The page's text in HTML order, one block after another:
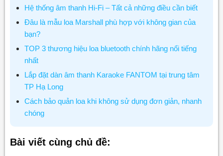
Hệ thống âm thanh Hi-Fi – Tất cả những điều cần biết
Đâu là mẫu loa Marshall phù hợp với không gian của
bạn?
TOP 3 thương hiệu loa bluetooth chính hãng nổi tiếng
nhất
Lắp đặt dàn âm thanh Karaoke FANTOM tại trung tâm
TP Hạ Long
Cách bảo quản loa khi không sử dụng đơn giản, nhanh
chóng
Bài viết cùng chủ đề: